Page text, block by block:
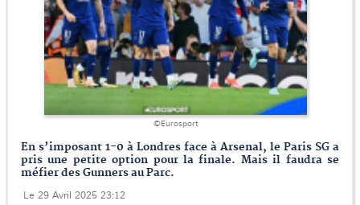
©Eurosport
En s’imposant 1-0 à Londres face à Arsenal, le Paris SG a
pris une petite option pour la finale. Mais il faudra se
méfier des Gunners au Parc.
Le 29 Avril 2025 23:12